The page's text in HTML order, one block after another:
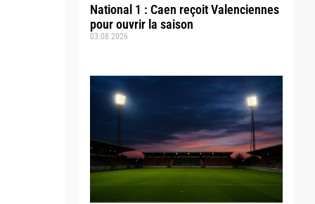
National 1 : Caen reçoit Valenciennes
pour ouvrir la saison
03.08.2026